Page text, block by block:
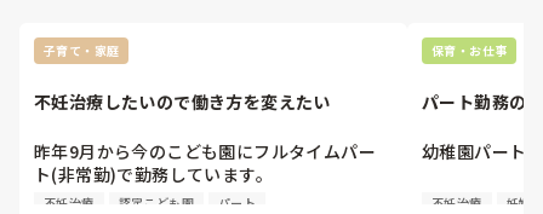
子育て・家庭
不妊治療したいので働き方を変えたい
昨年9月から今のこども園にフルタイムパー
ト(非常勤)で勤務しています。
12月からこっそり妊活を始めましたが、婦人
不妊治療 認定こども園 パート
保育・お仕事
パート勤務の
幼稚園パート
今年から不妊
不妊治療 妊娠